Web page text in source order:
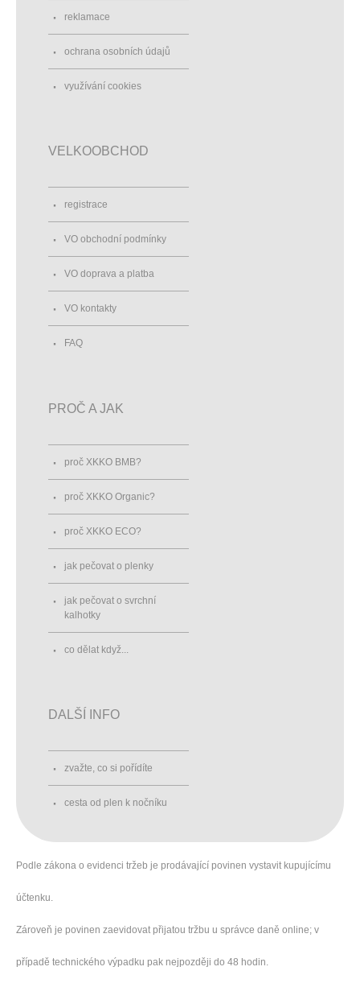
reklamace
ochrana osobních údajů
využívání cookies
VELKOOBCHOD
registrace
VO obchodní podmínky
VO doprava a platba
VO kontakty
FAQ
PROČ A JAK
proč XKKO BMB?
proč XKKO Organic?
proč XKKO ECO?
jak pečovat o plenky
jak pečovat o svrchní
kalhotky
co dělat když...
DALŠÍ INFO
zvažte, co si pořídíte
cesta od plen k nočníku
Podle zákona o evidenci tržeb je prodávající povinen vystavit kupujícímu
účtenku.
Zároveň je povinen zaevidovat přijatou tržbu u správce daně online; v
případě technického výpadku pak nejpozději do 48 hodin.